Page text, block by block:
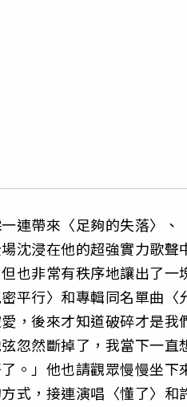
連帶來〈足夠的失落〉、
沈浸在他的超強實力歌
也非常有秩序地讓出了
密平行〉和專輯同名單曲
，後來才知道破碎才是
忽然斷掉了，我當下一
。」他也請觀眾慢慢坐
式，接連演唱〈懂了〉和